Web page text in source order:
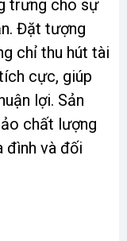
trưng cho sự
Đặt tượng
chỉ thu hút tài
cực, giúp
lợi. Sản
chất lượng
đình và đối